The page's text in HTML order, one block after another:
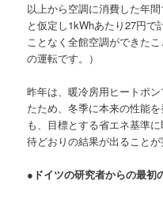
以上から空調に消費した年
と仮定し1kWhあたり27円で
ことなく全館空調ができた
の運転です。）
昨年は、暖冷房用ヒートポ
たため、冬季に本来の性能
も、目標とする省エネ基準
待どおりの結果が出ることが
●ドイツの研究者からの最初